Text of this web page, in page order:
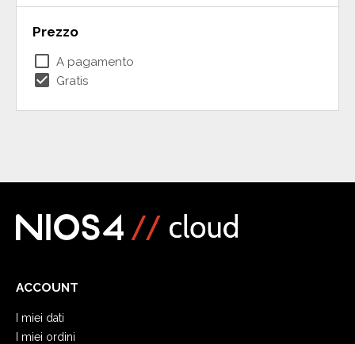
Prezzo
check_box_outline_blank A pagamento
check_box Gratis
ACCOUNT
I miei dati
I miei ordini